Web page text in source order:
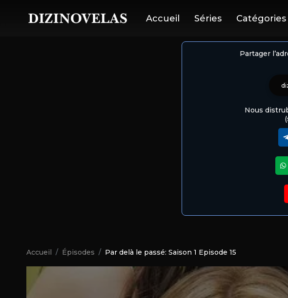
Accueil Séries Catégories
Partager
Nous
Accueil Épisodes Par delà le passé: Saison 1 Episode 15